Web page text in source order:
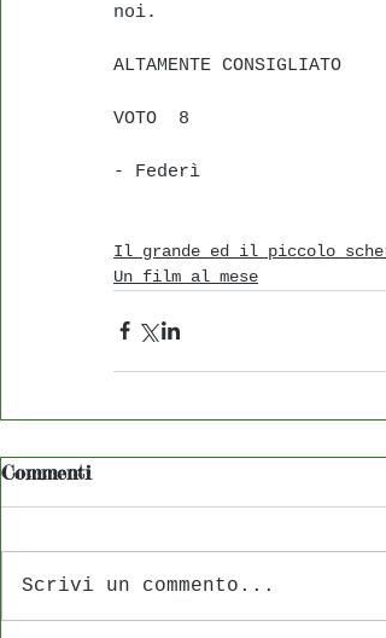
noi.
ALTAMENTE CONSIGLIATO
VOTO  8
- Federì
Il grande ed il piccolo
Un film al mese
Commenti
Scrivi un commento...